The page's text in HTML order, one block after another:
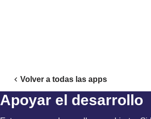
Volver a todas las apps
Apoyar el desarrollo